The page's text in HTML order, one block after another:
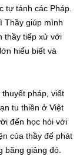
tự tánh các Pháp.
Thầy giúp mình
thầy tiếp xử với
hiểu biết và
pháp, viết
tu thiền ở Việt
đến học hỏi với
của thầy để phát
băng giảng đó.